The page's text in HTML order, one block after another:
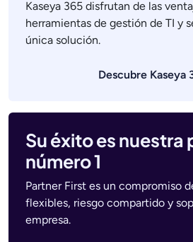
Kaseya 365 disfrutan de las
herramientas de gestión de TI y
única solución.
Descubre Kaseya
Su éxito es nuestra
número 1
Partner First es un compromiso
flexibles, riesgo compartido y
empresa.